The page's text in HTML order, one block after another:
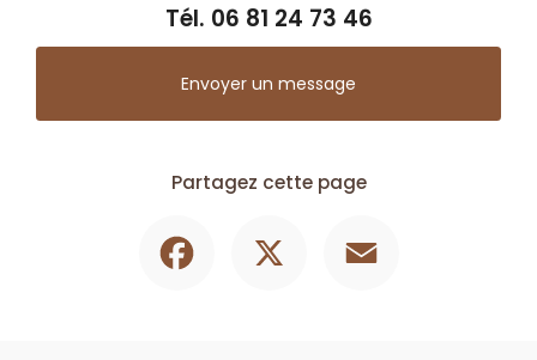
Tél. 06 81 24 73 46
Envoyer un message
Partagez cette page